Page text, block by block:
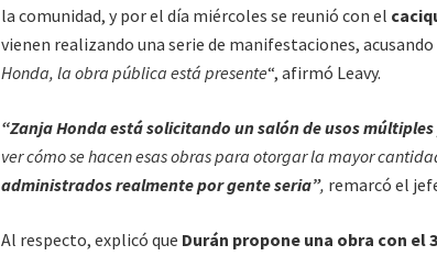
la comunidad, y por el día miércoles se reunió con el
vienen realizando una serie de manifestaciones,
Honda, la obra pública está presente“, afirmó Leavy.
“Zanja Honda está solicitando un salón de usos
ver cómo se hacen esas obras para otorgar la mayor
administrados realmente por gente seria”, remarcó el
Al respecto, explicó que Durán propone una obra con el